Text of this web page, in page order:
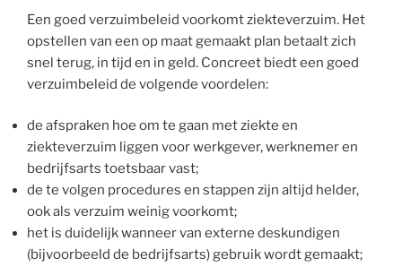
Een goed verzuimbeleid voorkomt ziekteverzuim. Het
opstellen van een op maat gemaakt plan betaalt zich
snel terug, in tijd en in geld. Concreet biedt een goed
verzuimbeleid de volgende voordelen:
de afspraken hoe om te gaan met ziekte en
ziekteverzuim liggen voor werkgever, werknemer en
bedrijfsarts toetsbaar vast;
de te volgen procedures en stappen zijn altijd helder,
ook als verzuim weinig voorkomt;
het is duidelijk wanneer van externe deskundigen
(bijvoorbeeld de bedrijfsarts) gebruik wordt gemaakt;